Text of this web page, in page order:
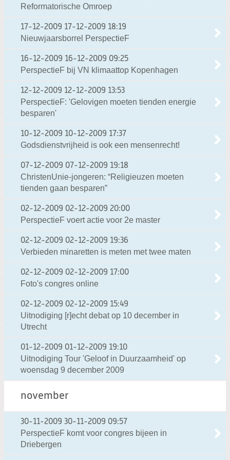
Reformatorische Omroep
17-12-2009 17-12-2009 18:19
Nieuwjaarsborrel PerspectieF
16-12-2009 16-12-2009 09:25
PerspectieF bij VN klimaattop Kopenhagen
12-12-2009 12-12-2009 13:53
PerspectieF: 'Gelovigen moeten tienden energie
besparen'
10-12-2009 10-12-2009 17:37
Godsdienstvrijheid is ook een mensenrecht!
07-12-2009 07-12-2009 19:18
ChristenUnie-jongeren: “Religieuzen moeten
tienden gaan besparen”
02-12-2009 02-12-2009 20:00
PerspectieF voert actie voor 2e master
02-12-2009 02-12-2009 19:36
Verbieden minaretten is meten met twee maten
02-12-2009 02-12-2009 17:00
Foto's congres online
02-12-2009 02-12-2009 15:49
Uitnodiging [r]echt debat op 10 december in
Utrecht
01-12-2009 01-12-2009 19:10
Uitnodiging Tour 'Geloof in Duurzaamheid' op
woensdag 9 december 2009
november
30-11-2009 30-11-2009 09:57
PerspectieF komt voor congres bijeen in
Driebergen